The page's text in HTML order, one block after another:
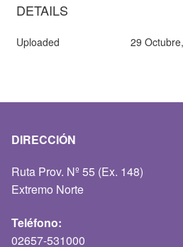
DETAILS
Uploaded 29
DIRECCIÓN
Ruta Prov. Nº 55 (Ex. 148)
Extremo Norte
Teléfono:
02657-531000